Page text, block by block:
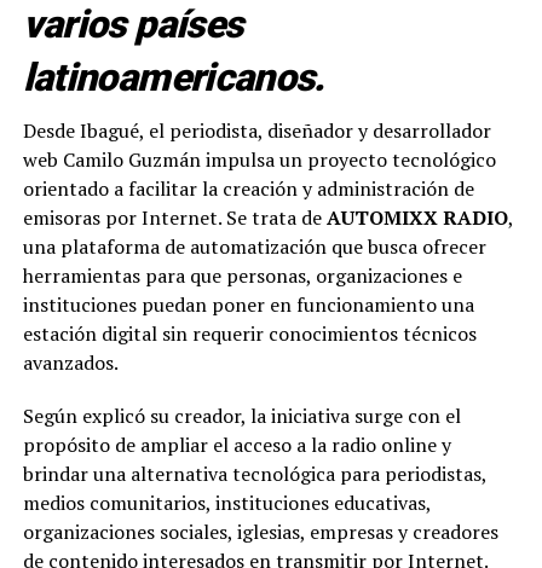
varios países
latinoamericanos.
Desde Ibagué, el periodista, diseñador y desarrollador
web Camilo Guzmán impulsa un proyecto tecnológico
orientado a facilitar la creación y administración de
emisoras por Internet. Se trata deAUTOMIXX RADIO,
una plataforma de automatización que busca ofrecer
herramientas para que personas, organizaciones e
instituciones puedan poner en funcionamiento una
estación digital sin requerir conocimientos técnicos
avanzados.
Según explicó su creador, la iniciativa surge con el
propósito de ampliar el acceso a la radio online y
brindar una alternativa tecnológica para periodistas,
medios comunitarios, instituciones educativas,
organizaciones sociales, iglesias, empresas y creadores
de contenido interesados en transmitir por Internet.